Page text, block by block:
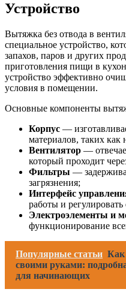
Устройство
Вытяжка без отвода в
специальное устройство,
запахов, паров и других
приготовления пищи в
устройство эффективно
условия в помещении.
Основные компоненты
Корпус —
материалов, таких
Вентилятор —
который проходит
Фильтры —
загрязнения;
Интерфейс
работы и
Электроэлементы и
функционирование
Популярные статьи Как
своими руками:
для начинающих